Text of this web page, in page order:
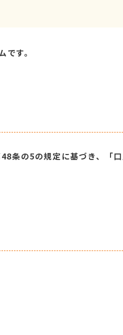
す。
条の5の規定に基づき、「